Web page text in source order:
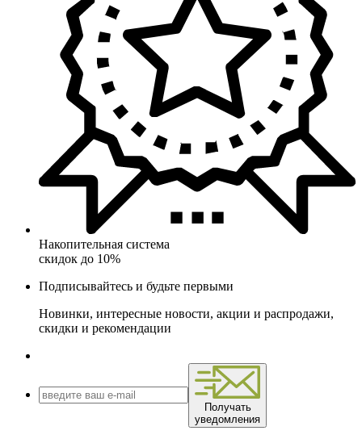
Накопительная система
скидок до 10%
Подписывайтесь и будьте первыми
Новинки, интересные новости, акции и распродажи,
скидки и рекомендации
Получать
уведомления